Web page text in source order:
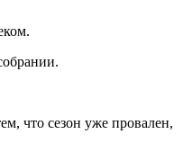
что сезон уже провален,